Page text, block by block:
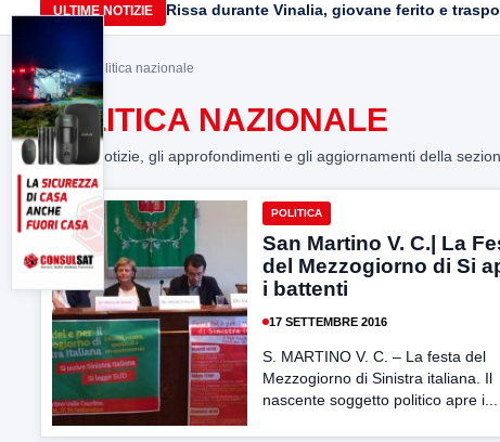
ULTIME NOTIZIE Rissa durante Vinalia, giovane ferito e
Home> politica nazionale
POLITICA NAZIONALE
Tutte le notizie, gli approfondimenti e gli aggiornamenti della
POLITICA
San Martino V. C.| La
del Mezzogiorno di Si
i battenti
17 SETTEMBRE 2016
S. MARTINO V. C. – La festa del
Mezzogiorno di Sinistra italiana. Il
nascente soggetto politico apre i...